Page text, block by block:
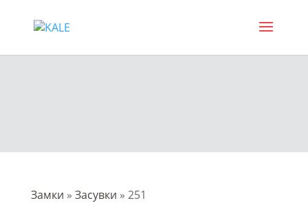
Замки » Засувки » 251